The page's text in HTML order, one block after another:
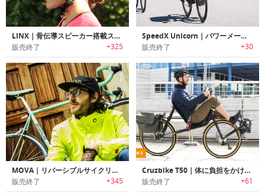
LINX｜骨伝導スピーカー搭載スマートサイクリングヘルメット「リンクス」
販売終了 +325
SpeedX Unicorn｜パワーメーター搭載スマートロードバイク「スピードエックスユニコーン」
販売終了 +30
MOVA｜リバーシブルサイクリングジャケット「モヴァ」
販売終了 +345
Cruzbike T50｜体に負担をかけずに長距離サイクリングを楽しめるクルーザー自転車「クルーズバイク」
販売終了 +61